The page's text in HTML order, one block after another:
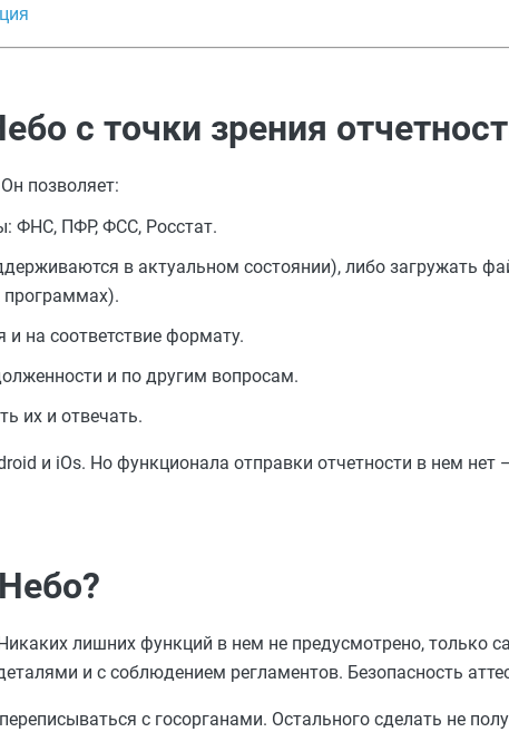
с точки зрения
позволяет:
ФНС, ПФР, ФСС, Росстат.
в актуальном состоянии), либо загружать
программах).
на соответствие формату.
и по другим вопросам.
их и отвечать.
и iOs. Но функционала отправки отчетности в нем нет
лишних функций в нем не предусмотрено, только
и с соблюдением регламентов. Безопасность
с госорганами. Остального сделать не